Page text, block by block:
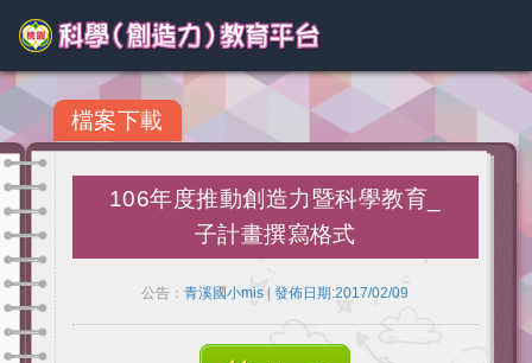
檔案下載
106年度推動創造力暨科學教育_
子計畫撰寫格式
公告：青溪國小mis |發佈日期:2017/02/09